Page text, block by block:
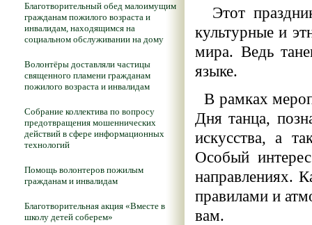
Благотворительный обед малоимущим
гражданам пожилого возраста и
инвалидам, находящимся на
социальном обслуживании на дому
Волонтёры доставляли частицы
священного пламени гражданам
пожилого возраста и инвалидам
Собрание коллектива по вопросу
предотвращения мошеннических
действий в сфере информационных
технологий
Помощь волонтеров пожилым
гражданам и инвалидам
Благотворительная акция «Вместе в
школу детей соберем»
Этот
культурные и
мира. Ведь
языке.
В рамках
Дня танца,
искусства, а
Особый
направлениях.
правилами и
вам.